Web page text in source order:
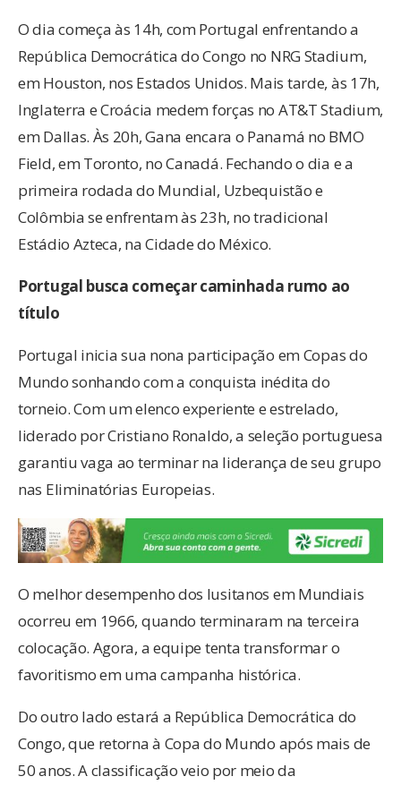
O dia começa às 14h, com Portugal enfrentando a
República Democrática do Congo no NRG Stadium,
em Houston, nos Estados Unidos. Mais tarde, às 17h,
Inglaterra e Croácia medem forças no AT&T Stadium,
em Dallas. Às 20h, Gana encara o Panamá no BMO
Field, em Toronto, no Canadá. Fechando o dia e a
primeira rodada do Mundial, Uzbequistão e
Colômbia se enfrentam às 23h, no tradicional
Estádio Azteca, na Cidade do México.
Portugal busca começar caminhada rumo ao
título
Portugal inicia sua nona participação em Copas do
Mundo sonhando com a conquista inédita do
torneio. Com um elenco experiente e estrelado,
liderado por Cristiano Ronaldo, a seleção portuguesa
garantiu vaga ao terminar na liderança de seu grupo
nas Eliminatórias Europeias.
O melhor desempenho dos lusitanos em Mundiais
ocorreu em 1966, quando terminaram na terceira
colocação. Agora, a equipe tenta transformar o
favoritismo em uma campanha histórica.
Do outro lado estará a República Democrática do
Congo, que retorna à Copa do Mundo após mais de
50 anos. A classificação veio por meio da